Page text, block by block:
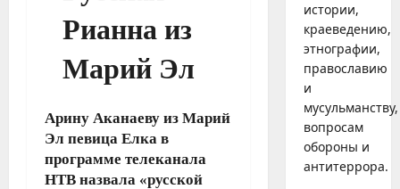
Арину Аканаеву из Марий
Эл певица Елка в
программе телеканала
НТВ назвала «русской
истории,
краеведению,
этнографии,
православию
и
мусульманству,
вопросам
обороны и
антитеррора.